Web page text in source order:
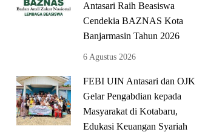
Antasari Raih Beasiswa
Cendekia BAZNAS Kota
Banjarmasin Tahun 2026
6 Agustus 2026
FEBI UIN Antasari dan OJK
Gelar Pengabdian kepada
Masyarakat di Kotabaru,
Edukasi Keuangan Syariah